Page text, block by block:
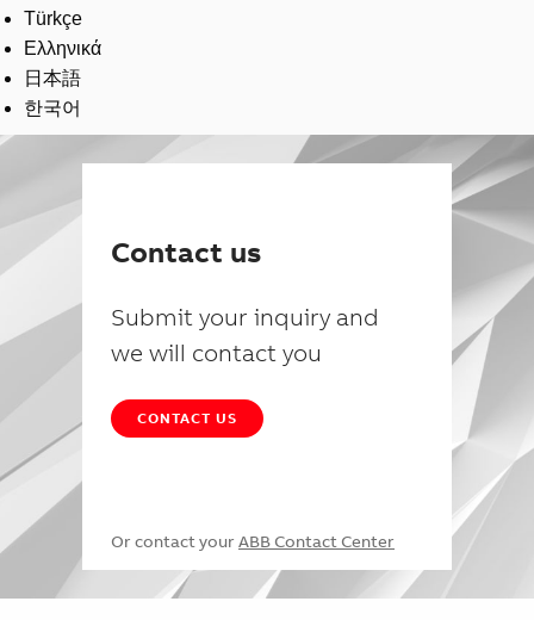
Türkçe
Ελληνικά
日本語
한국어
Contact us
Submit your inquiry and
we will contact you
CONTACT US
Or contact your ABB Contact Center